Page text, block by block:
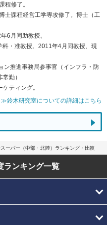
程修了。
士課程経営工学専攻修了。博士（工
6月同助教授。
・准教授。2011年4月同教授、現
ン推進事務局参事官（インフラ・防
勤）
ティング。
≫鈴木研究室についての詳細はこちら
ーパー（中部・北陸）ランキング・比較
ランキング一覧